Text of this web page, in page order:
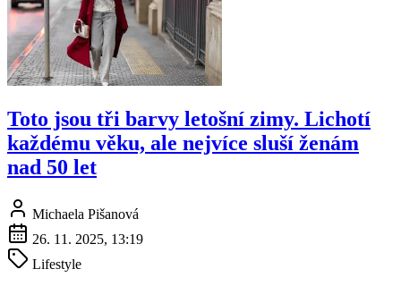
Toto jsou tři barvy letošní zimy. Lichotí
každému věku, ale nejvíce sluší ženám
nad 50 let
Michaela Pišanová
26. 11. 2025, 13:19
Lifestyle